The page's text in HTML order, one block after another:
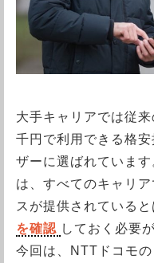
大手キャリアでは従
千円で利用できる格
ザーに選ばれていま
は、すべてのキャリ
スが提供されている
を確認 しておく必要
今回は、NTTドコモ